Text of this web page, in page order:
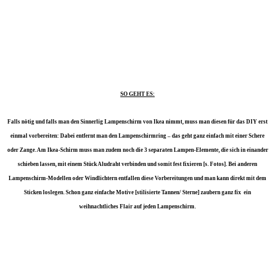
SO GEHT ES:
Falls nötig und falls man den Sinnerlig Lampenschirm von Ikea nimmt, muss man diesen für das DIY erst
einmal vorbereiten: Dabei entfernt man den Lampenschirmring – das geht ganz einfach mit einer Schere
oder Zange. Am Ikea-Schirm muss man zudem noch die 3 separaten Lampen-Elemente, die sich in einander
schieben lassen, mit einem Stück Aludraht verbinden und somit fest fixieren [s. Fotos]. Bei anderen
Lampenschirm-Modellen oder Windlichtern entfallen diese Vorbereitungen und man kann direkt mit dem
Sticken loslegen. Schon ganz einfache Motive [stilisierte Tannen/ Sterne] zaubern ganz fix ein
weihnachtliches Flair auf jeden Lampenschirm.